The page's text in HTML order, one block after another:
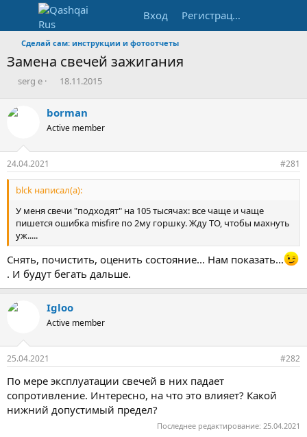
Вход Регистрация
Сделай сам: инструкции и фотоотчеты
Замена свечей зажигания
А
о
е
м
ы
serg e
Д
а
н
ч
л
а
18.11.2015
borman
Active member
24.04.2021 #281
blck написал(а):
У меня свечи "подходят" на 105 тысячах: все чаще и чаще
пишется ошибка misfire по 2му горшку. Жду ТО, чтобы махнуть
уж.....
Снять, почистить, оценить состояние... Нам показать...
. И будут бегать дальше.
Igloo
Active member
25.04.2021 #282
По мере эксплуатации свечей в них падает
сопротивление. Интересно, на что это влияет? Какой
нижний допустимый предел?
Последнее редактирование: 25.04.2021